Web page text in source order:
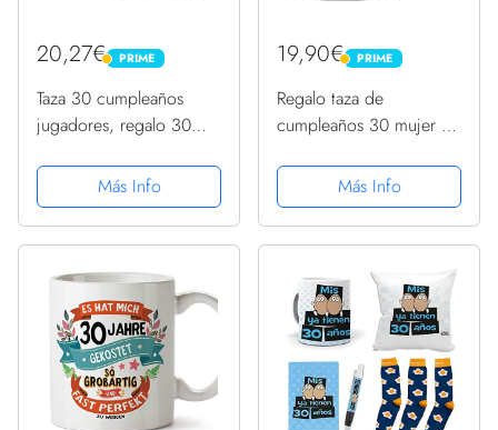
20,27€ PRIME
PRIME
Taza 30 cumpleaños
jugadores, regalo 30
apta lavaplatos, regalo
30 cumpleaños hombres
mujeres, juego video
regalos...
Más Info
19,90€ PRIME
PRIME
Regalo taza de
cumpleaños 30 mujer –
cumpleaños – Regalo de
cumpleaños para
mujeres flores
Más Info